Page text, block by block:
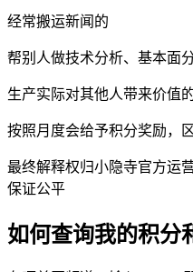
经常搬运新闻的
帮别人做技术分析、基本面
生产实际对其他人带来价值
按照月度会给予积分奖励，
最终解释权归小隐寺官方运
保证公平
如何查询我的积分